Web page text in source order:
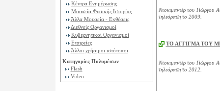
Κέντρα Ενημέρωσης
Μουσεία Φυσικής Ιστορίας
Άλλα Μουσεία - Εκθέσεις
Διεθνείς Οργανισμοί
Κυβερνητικοί Οργανισμοί
Εταιρείες
Άλλοι χρήσιμοι ιστότοποι
Κατηγορίες Πολυμέσων
Flash
Video
Ντοκιμαντέρ του Γιώργου
τηλεόραση το 2009.
ΤΟ ΑΓΓΙΓΜΑ ΤΟΥ
Ντοκιμαντέρ του Γιώργου
τηλεόραση το 2012.